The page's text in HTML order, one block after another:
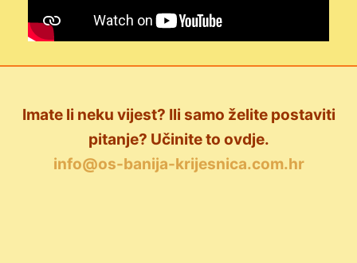
Imate li neku vijest? Ili samo želite postaviti
pitanje? Učinite to ovdje.
info@os-banija-krijesnica.com.hr